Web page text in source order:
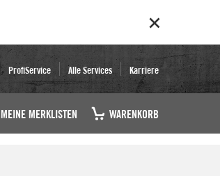
ProfiService Alle Services Karriere
MEINE MERKLISTEN WARENKORB